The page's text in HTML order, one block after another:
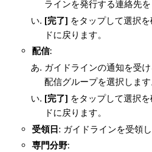
ラインを発行する連絡先を
[完了] をタップして選択
ドに戻ります。
配信:
ガイドラインの通知を受
配信グループを選択します
[完了] をタップして選択
ドに戻ります。
受領日: ガイドラインを受領
専門分野: